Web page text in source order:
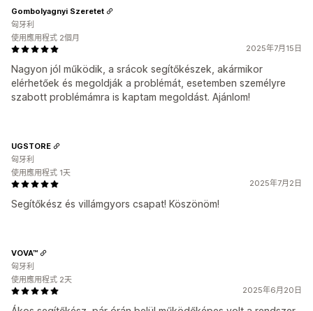
2025年7月15日
Nagyon jól működik, a srácok segítőkészek, akármikor
elérhetőek és megoldják a problémát, esetemben személyre
szabott problémámra is kaptam megoldást. Ajánlom!
Gombolyagnyi Szeretet
匈牙利
使用應用程式 2個月
2025年7月2日
Segítőkész és villámgyors csapat! Köszönöm!
UGSTORE
匈牙利
使用應用程式 1天
2025年6月20日
VOVA™
匈牙利
使用應用程式 2天